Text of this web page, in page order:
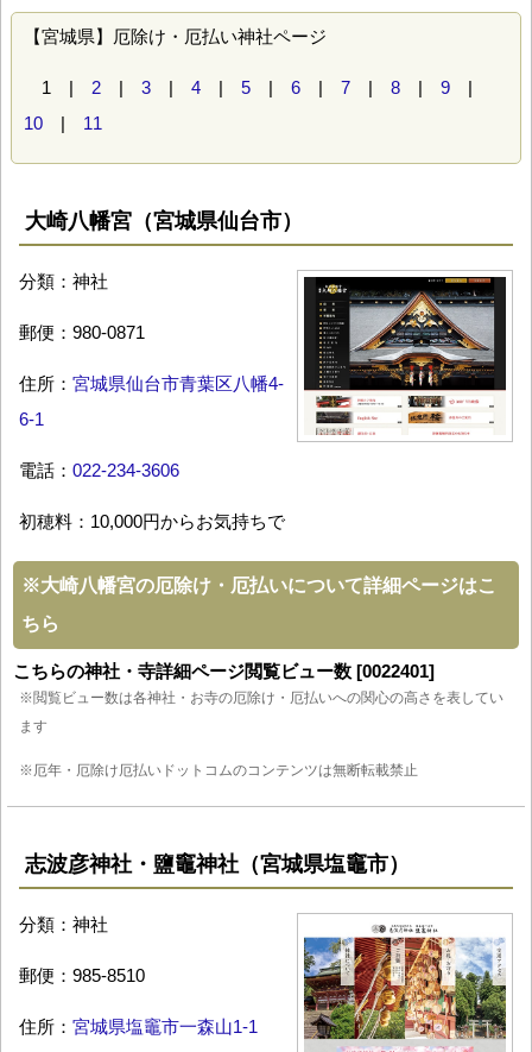
【宮城県】厄除け・厄払い神社ページ
1 | 2 | 3 | 4 | 5 | 6 | 7 | 8 | 9 |
10 | 11
大崎八幡宮（宮城県仙台市）
分類：神社
郵便：980-0871
住所： 宮城県仙台市青葉区八幡4-
6-1
電話： 022-234-3606
初穂料：10,000円からお気持ちで
※大崎八幡宮の厄除け・厄払いについて詳細ページはこ
ちら
こちらの神社・寺詳細ページ閲覧ビュー数 [0022401]
※閲覧ビュー数は各神社・お寺の厄除け・厄払いへの関心の高さを表してい
ます
※厄年・厄除け厄払いドットコムのコンテンツは無断転載禁止
志波彦神社・鹽竈神社（宮城県塩竈市）
分類：神社
郵便：985-8510
住所： 宮城県塩竈市一森山1-1